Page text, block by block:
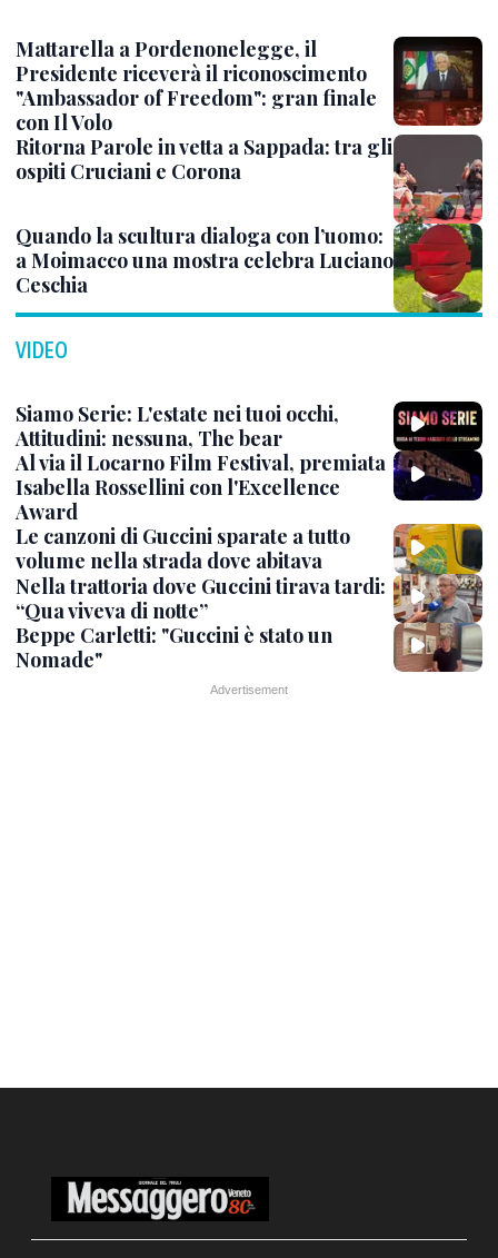
Mattarella a Pordenonelegge, il
Presidente riceverà il riconoscimento
"Ambassador of Freedom": gran finale
con Il Volo
Ritorna Parole in vetta a Sappada: tra gli
ospiti Cruciani e Corona
Quando la scultura dialoga con l’uomo:
a Moimacco una mostra celebra Luciano
Ceschia
VIDEO
Siamo Serie: L'estate nei tuoi occhi,
Attitudini: nessuna, The bear
Al via il Locarno Film Festival, premiata
Isabella Rossellini con l'Excellence
Award
Le canzoni di Guccini sparate a tutto
volume nella strada dove abitava
Nella trattoria dove Guccini tirava tardi:
“Qua viveva di notte”
Beppe Carletti: "Guccini è stato un
Nomade"